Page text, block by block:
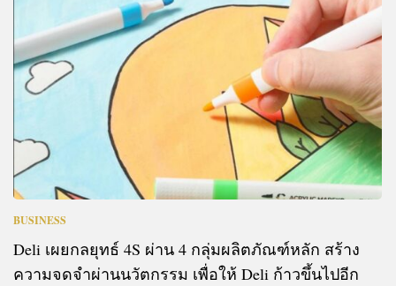
BUSINESS
Deli เผยกลยุทธ์ 4S ผ่าน 4 กลุ่มผลิตภัณฑ์หลัก สร้าง
ความจดจำผ่านนวัตกรรม เพื่อให้ Deli ก้าวขึ้นไปอีก